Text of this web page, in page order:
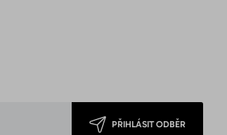
PŘIHLÁSIT ODBĚR